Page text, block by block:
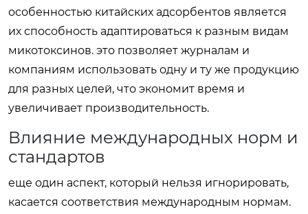
особенностью китайских адсорбентов является
их способность адаптироваться к разным видам
микотоксинов. это позволяет журналам и
компаниям использовать одну и ту же продукцию
для разных целей, что экономит время и
увеличивает производительность.
Влияние международных норм и
стандартов
еще один аспект, который нельзя игнорировать,
касается соответствия международным нормам.